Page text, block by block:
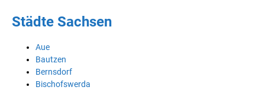
Städte Sachsen
Aue
Bautzen
Bernsdorf
Bischofswerda